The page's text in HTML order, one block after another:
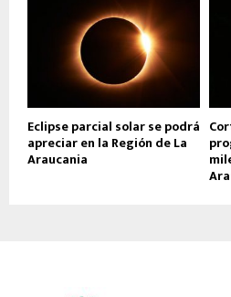
Eclipse parcial solar se podrá
apreciar en la Región de La
Araucania